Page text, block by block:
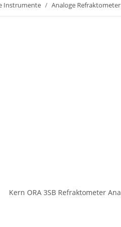
Instrumente Analoge Refraktometer